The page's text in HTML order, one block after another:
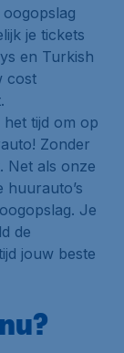
je tickets
en Turkish
cost
het tijd om op
Zonder
Net als onze
huurauto’s
Je
de
jouw beste